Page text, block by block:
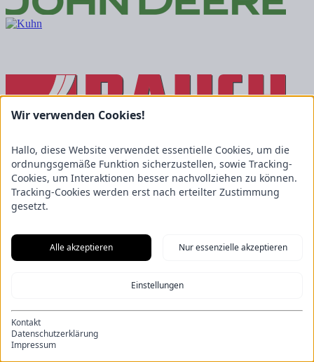
Wir verwenden Cookies!
Hallo, diese Website verwendet essentielle Cookies, um die
ordnungsgemäße Funktion sicherzustellen, sowie Tracking-
Cookies, um Interaktionen besser nachvollziehen zu können.
Tracking-Cookies werden erst nach erteilter Zustimmung
gesetzt.
Alle akzeptieren Nur essenzielle akzeptieren
Einstellungen
Kontakt
Datenschutzerklärung
Impressum